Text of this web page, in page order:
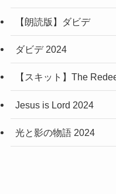
【朗読版】ダビデ
ダビデ 2024
【スキット】The
Jesus is Lord 2024
光と影の物語 2024